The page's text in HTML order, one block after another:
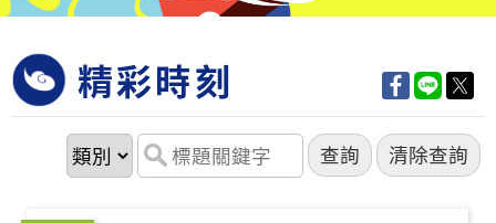
精彩時刻